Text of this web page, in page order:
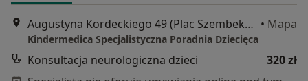
Augustyna Kordeckiego 49 (Plac Szembeka), Warszawa • Mapa
Kindermedica Specjalistyczna Poradnia Dziecięca
Konsultacja neurologiczna dzieci
320 zł